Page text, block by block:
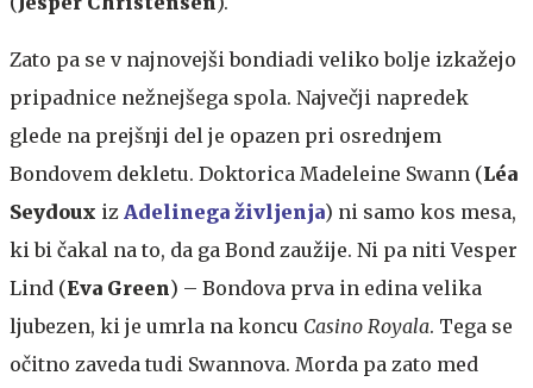
Zato pa se v najnovejši bondiadi veliko bolje izkažejo
pripadnice nežnejšega spola. Največji napredek
glede na prejšnji del je opazen pri osrednjem
Bondovem dekletu. Doktorica Madeleine Swann (Léa
Seydoux iz Adelinega življenja) ni samo kos mesa,
ki bi čakal na to, da ga Bond zaužije. Ni pa niti Vesper
Lind (Eva Green) – Bondova prva in edina velika
ljubezen, ki je umrla na koncu Casino Royala. Tega se
očitno zaveda tudi Swannova. Morda pa zato med